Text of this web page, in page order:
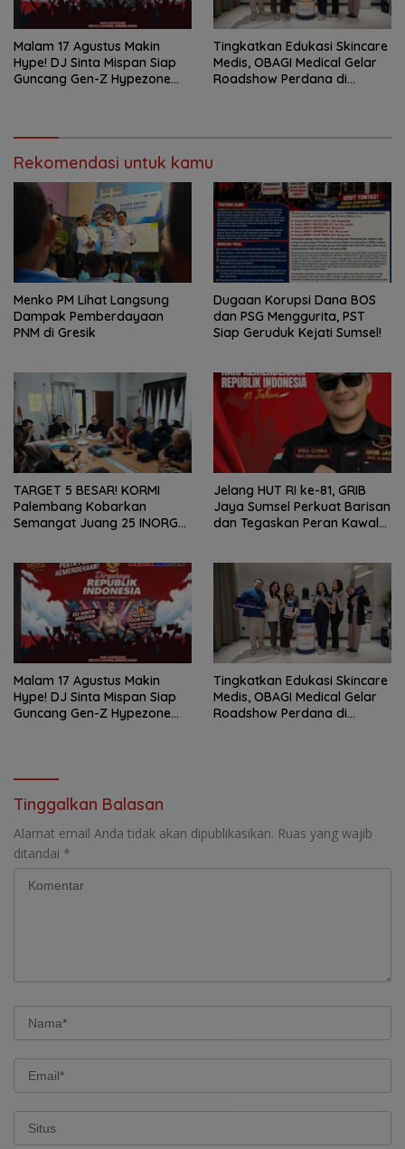
Malam 17 Agustus Makin
Hype! DJ Sinta Mispan Siap
Guncang Gen-Z Hypezone
Tingkatkan Edukasi Skincare
Medis, OBAGI Medical Gelar
Roadshow Perdana di
Rekomendasi untuk kamu
Menko PM Lihat Langsung
Dampak Pemberdayaan
PNM di Gresik
Dugaan Korupsi Dana BOS
dan PSG Menggurita, PST
Siap Geruduk Kejati Sumsel!
TARGET 5 BESAR! KORMI
Palembang Kobarkan
Semangat Juang 25 INORGA
Jelang HUT RI ke-81, GRIB
Jaya Sumsel Perkuat Barisan
dan Tegaskan Peran Kawal
Malam 17 Agustus Makin
Hype! DJ Sinta Mispan Siap
Guncang Gen-Z Hypezone
Tingkatkan Edukasi Skincare
Medis, OBAGI Medical Gelar
Roadshow Perdana di
Tinggalkan Balasan
Alamat email Anda tidak akan dipublikasikan. Ruas yang wajib
ditandai *